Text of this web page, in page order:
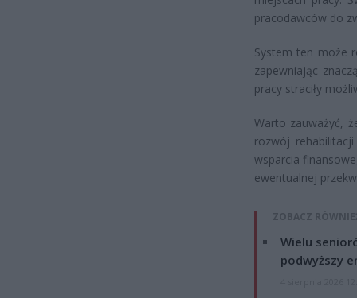
pracodawców do
System ten może
zapewniając
pracy straciły
Warto zauważyć,
rozwój
wsparcia
ewentualnej
ZOBACZ
Wielu
podwyższy